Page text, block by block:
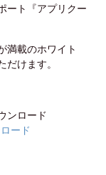
ート『アプリクー
満載のホワイト
けます。
ンロード
ード